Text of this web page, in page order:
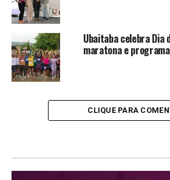
Ubaitaba celebra Dia
maratona e
CLIQUE PARA